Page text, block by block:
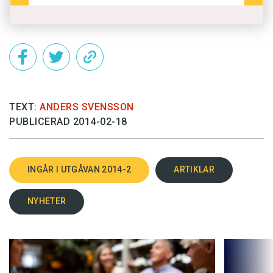
TEXT: ANDERS SVENSSON
PUBLICERAD 2014-02-18
INGÅR I UTGÅVAN 2014-2 ARTIKLAR
NYHETER